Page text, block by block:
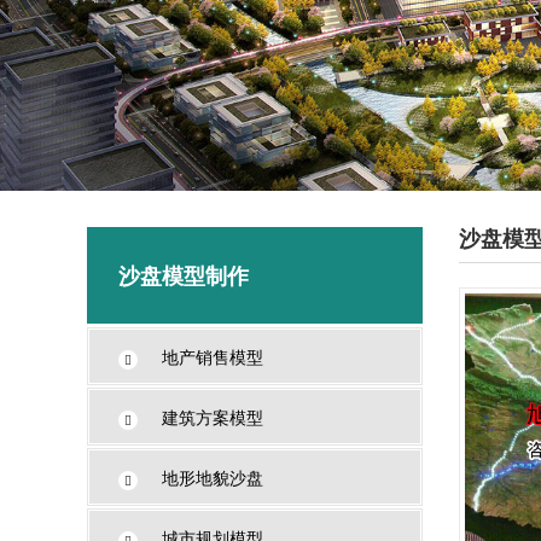
沙盘模型制作
地产销售模型
建筑方案模型
地形地貌沙盘
沙盘模